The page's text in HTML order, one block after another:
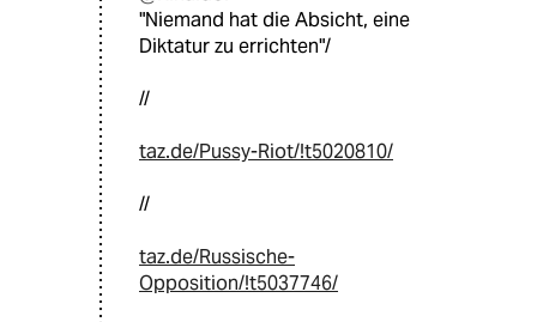
"Niemand hat die Absicht, eine
Diktatur zu errichten"/
//
taz.de/Pussy-Riot/!t5020810/
//
taz.de/Russische-
Opposition/!t5037746/